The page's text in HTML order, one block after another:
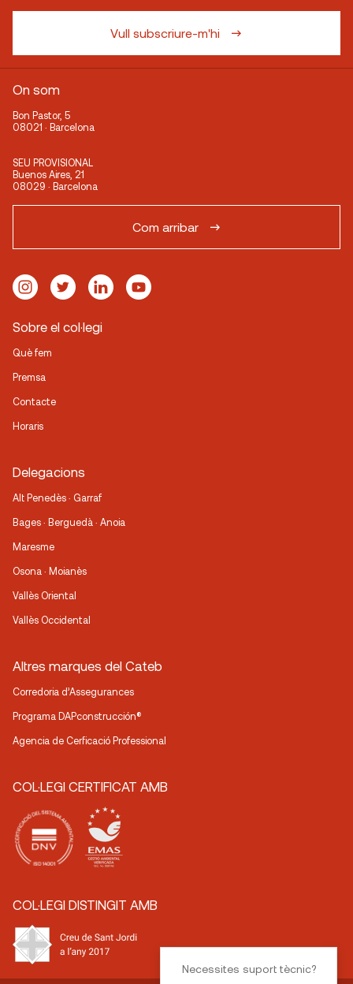
Vull subscriure-m'hi
On som
Bon Pastor, 5
08021 · Barcelona
SEU PROVISIONAL
Buenos Aires, 21
08029 · Barcelona
Com arribar
Sobre el col·legi
Què fem
Premsa
Contacte
Horaris
Delegacions
Alt Penedès · Garraf
Bages · Berguedà · Anoia
Maresme
Osona · Moianès
Vallès Oriental
Vallès Occidental
Altres marques del Cateb
Corredoria d’Assegurances
Programa DAPconstrucción®
Agencia de Cerficació Professional
COL·LEGI CERTIFICAT AMB
COL·LEGI DISTINGIT AMB
Necessites suport tècnic?